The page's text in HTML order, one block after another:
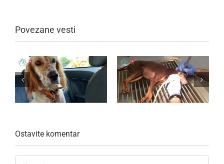
Povezane vesti
Ostavite komentar
Komentar